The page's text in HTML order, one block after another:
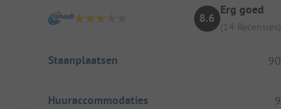
8.6
Erg goed
(14 Recensies)
Staanplaatsen 90
Huuraccommodaties 9